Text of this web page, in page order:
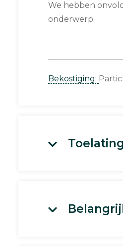
We hebben
onderwerp.
Bekostiging: